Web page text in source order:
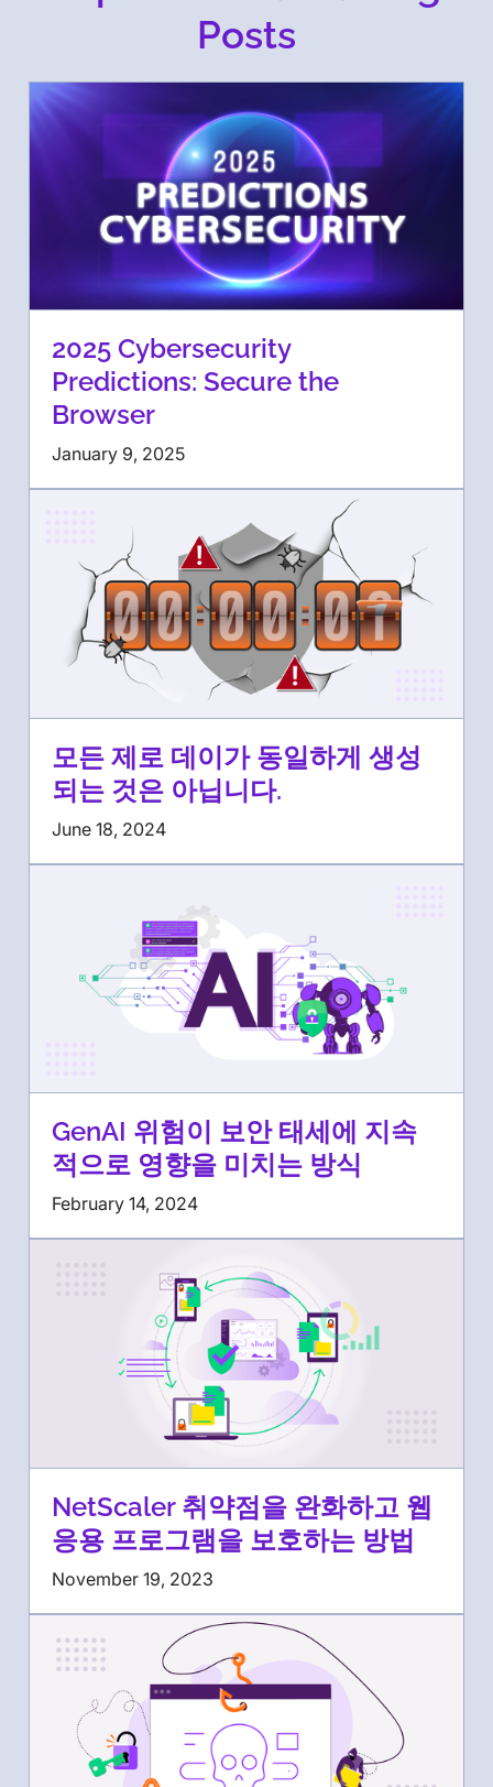
Posts
2025 Cybersecurity
Predictions: Secure the
Browser
January 9, 2025
모든 제로 데이가 동일하게 생성
되는 것은 아닙니다.
June 18, 2024
GenAI 위험이 보안 태세에 지속
적으로 영향을 미치는 방식
February 14, 2024
NetScaler 취약점을 완화하고 웹
응용 프로그램을 보호하는 방법
November 19, 2023